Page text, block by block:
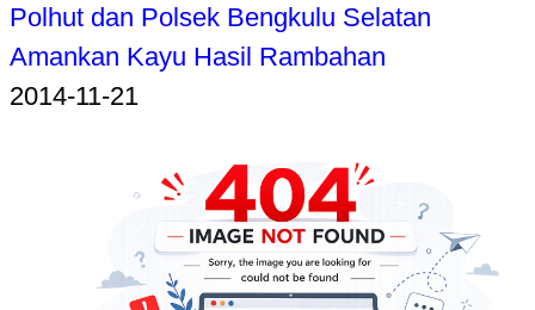
Polhut dan Polsek Bengkulu Selatan
Amankan Kayu Hasil Rambahan
2014-11-21